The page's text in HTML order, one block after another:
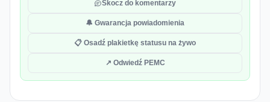
Skocz do komentarzy
🔔 Gwarancja powiadomienia
📋 Osadź plakietkę statusu na żywo
↗ Odwiedź PEMC